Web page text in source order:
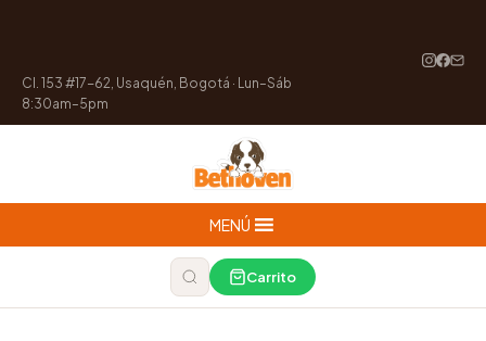
Cl. 153 #17-62, Usaquén, Bogotá · Lun–Sáb
8:30am–5pm
MENÚ
Carrito